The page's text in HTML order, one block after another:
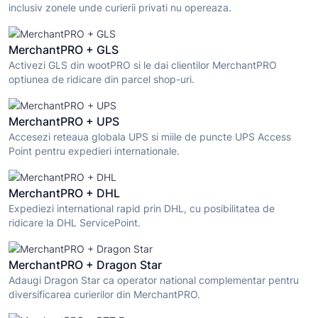
inclusiv zonele unde curierii privati nu opereaza.
MerchantPRO + GLS
Activezi GLS din wootPRO si le dai clientilor MerchantPRO
optiunea de ridicare din parcel shop-uri.
MerchantPRO + UPS
Accesezi reteaua globala UPS si miile de puncte UPS Access
Point pentru expedieri internationale.
MerchantPRO + DHL
Expediezi international rapid prin DHL, cu posibilitatea de
ridicare la DHL ServicePoint.
MerchantPRO + Dragon Star
Adaugi Dragon Star ca operator national complementar pentru
diversificarea curierilor din MerchantPRO.